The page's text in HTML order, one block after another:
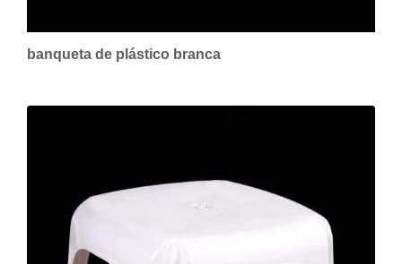
banqueta de plástico branca